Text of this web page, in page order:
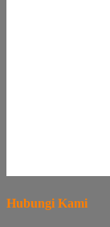
Hubungi Kami